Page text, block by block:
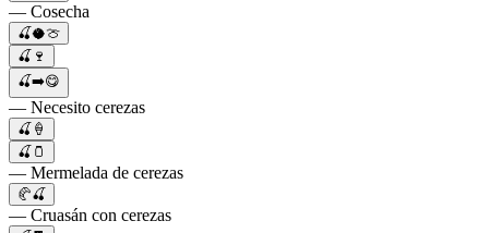
— Cosecha
🍒🥥🍈
🍒🍷
🍒➡️😋
— Necesito cerezas
🍒🍦
🍒🫙
— Mermelada de cerezas
🥐🍒
— Cruasán con cerezas